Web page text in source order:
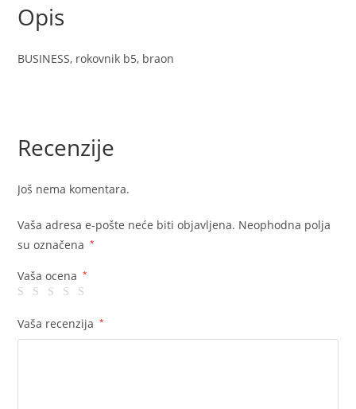
Opis
BUSINESS, rokovnik b5, braon
Recenzije
Još nema komentara.
Vaša adresa e-pošte neće biti objavljena. Neophodna polja
su označena
*
Vaša ocena *
Vaša recenzija *